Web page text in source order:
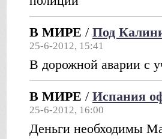
В МИРЕ / Под
25-6-2012, 15:41
В дорожной аварии с
В МИРЕ / Испания
25-6-2012, 16:00
Деньги необходимы